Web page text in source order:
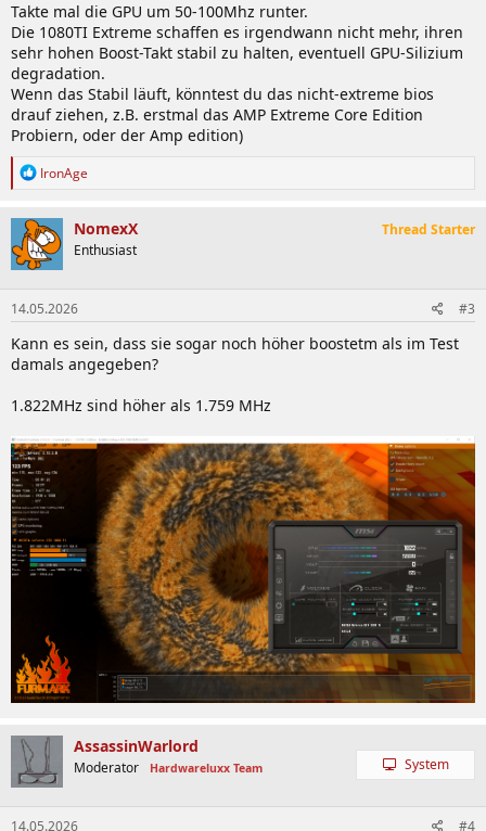
Takte mal die GPU um 50-100Mhz runter.
Die 1080TI Extreme schaffen es irgendwann nicht mehr, ihren
sehr hohen Boost-Takt stabil zu halten, eventuell GPU-Silizium
degradation.
Wenn das Stabil läuft, könntest du das nicht-extreme bios
drauf ziehen, z.B. erstmal das AMP Extreme Core Edition
Probiern, oder der Amp edition)
R
k
t
i
o
n
e
n
:
IronAge
NomexX
Enthusiast
Thread Starter
14.05.2026 #3
Kann es sein, dass sie sogar noch höher boostetm als im Test
damals angegeben?
1.822MHz sind höher als 1.759 MHz
AssassinWarlord
Moderator Hardwareluxx Team System
14.05.2026 #4